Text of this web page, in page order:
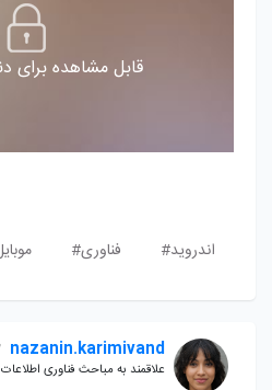
قابل مشاهده برای
اندروید# فناوری#
nazanin.karimivand
2
علاقمند به مباحث فناوری اطلاعات